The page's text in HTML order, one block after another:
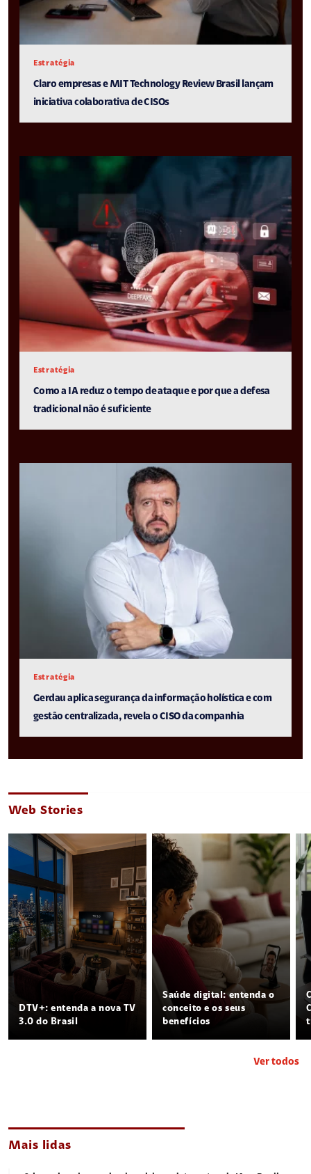
Estratégia
Claro empresas e MIT Technology Review Brasil lançam
iniciativa colaborativa de CISOs
Estratégia
Como a IA reduz o tempo de ataque e por que a defesa
tradicional não é suficiente
Estratégia
Gerdau aplica segurança da informação holística e com
gestão centralizada, revela o CISO da companhia
Web Stories
DTV+: entenda a nova TV
3.0 do Brasil
Saúde digital: entenda o
conceito e os seus
benefícios
Ver todos
Mais lidas